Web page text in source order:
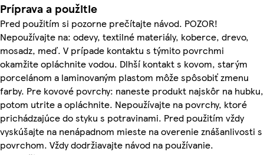
Príprava a použitie
Pred použitím si pozorne prečítajte návod. POZOR!
Nepoužívajte na: odevy, textilné materiály, koberce, drevo,
mosadz, meď. V prípade kontaktu s týmito povrchmi
okamžite opláchnite vodou. Dlhší kontakt s kovom, starým
porcelánom a laminovaným plastom môže spôsobiť zmenu
farby. Pre kovové povrchy: naneste produkt najskôr na hubku,
potom utrite a opláchnite. Nepoužívajte na povrchy, ktoré
prichádzajúce do styku s potravinami. Pred použitím vždy
vyskúšajte na nenápadnom mieste na overenie znášanlivosti s
povrchom. Vždy dodržiavajte návod na používanie.